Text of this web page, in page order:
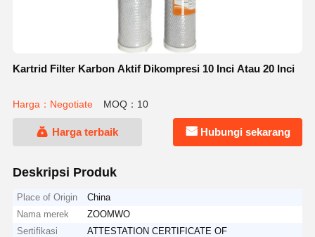
Kartrid Filter Karbon Aktif Dikompresi 10 Inci Atau 20 Inci
Harga：Negotiate MOQ：10
Harga terbaik Hubungi sekarang
Deskripsi Produk
Place of Origin
China
Nama merek
ZOOMWO
Sertifikasi
ATTESTATION CERTIFICATE OF